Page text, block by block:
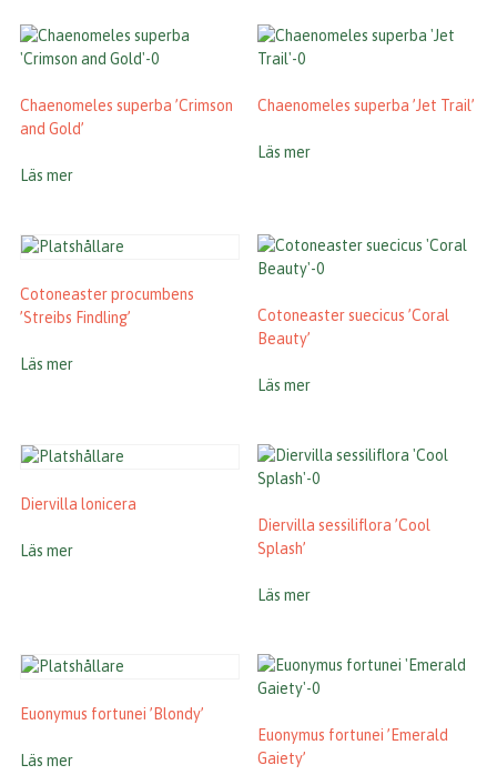
Chaenomeles superba ’Crimson
and Gold’
Läs mer
Chaenomeles superba ’Jet Trail’
Läs mer
Cotoneaster procumbens
’Streibs Findling’
Läs mer
Cotoneaster suecicus ’Coral
Beauty’
Läs mer
Diervilla lonicera
Läs mer
Diervilla sessiliflora ’Cool
Splash’
Läs mer
Euonymus fortunei ’Blondy’
Läs mer
Euonymus fortunei ’Emerald
Gaiety’